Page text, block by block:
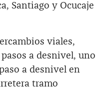
Santiago y Ocucaje
viales,
a desnivel, uno
a desnivel en
tramo